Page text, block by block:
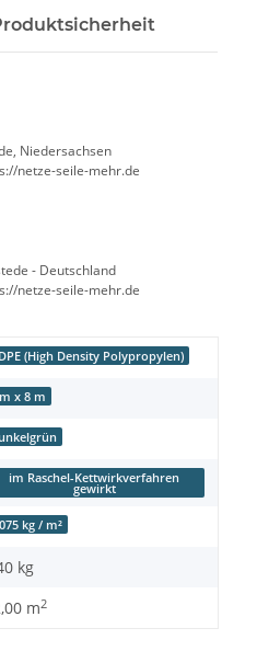
Niedersachsen
netze-seile-mehr.de
- Deutschland
netze-seile-mehr.de
(High Density Polypropylen)
x 8 m
im Raschel-Kettwirkverfahren
gewirkt
kg / m²
kg
m2